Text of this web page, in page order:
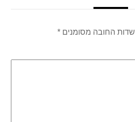
שדות החובה מסומנים*